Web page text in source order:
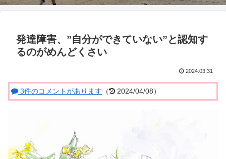
発達障害、”自分ができていない”と認知す
るのがめんどくさい
2024.03.31
3件のコメントがあります （ 2024/04/08）